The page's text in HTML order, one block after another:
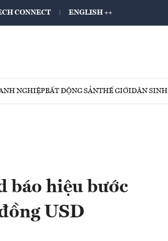
CONNECT ENGLISH ++
NGHIỆPBẤT ĐỘNG SẢNTHẾ GIỚIDÂN SINH
báo hiệu bước
USD